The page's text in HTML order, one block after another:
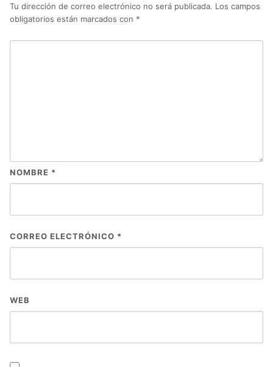
Tu dirección de correo electrónico no será publicada. Los campos
obligatorios están marcados con *
NOMBRE *
CORREO ELECTRÓNICO *
WEB